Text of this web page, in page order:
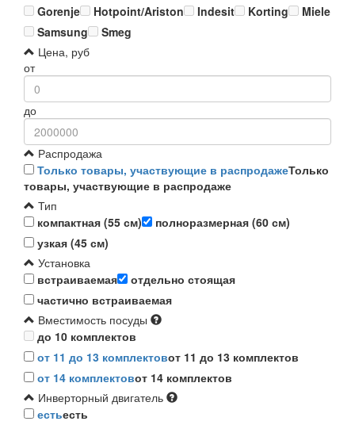
Gorenje
Hotpoint/Ariston Indesit Korting
Miele
Samsung
Smeg
Цена, руб
от
до
Распродажа
Только товары, участвующие в распродажеТолько
товары, участвующие в распродаже
Тип
компактная (55 см)
полноразмерная (60 см)
узкая (45 см)
Установка
встраиваемая
отдельно стоящая
частично встраиваемая
Вместимость посуды
до 10 комплектов
от 11 до 13 комплектовот 11 до 13 комплектов
от 14 комплектовот 14 комплектов
Инверторный двигатель
естьесть